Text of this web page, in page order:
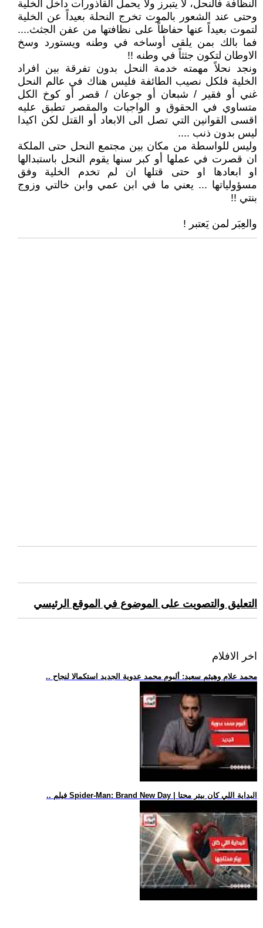
النظافة فالنحل، لا يتبرز ولا يحمل القاذورات داخل الخلية
وحتى عند الشعور بالموت تخرج النحلة بعيداً عن الخلية
لتموت بعيداً عنها حفاظاً على نظافتها من عفن الجثث....
فما بالك بمن يلقى أوساخه في وطنه ويستورد وسخ
الاوطان لتكون جثثاً في وطنه !!
ونجد نحلاً مهمته خدمة النحل بدون تفرقة بين افراد
الخلية فلكل نصيب الطائفة فليس هناك في عالم النحل
غني أو فقير / شبعان أو جوعان / قصر أو كوخ الكل
متساوي في الحقوق و الواجبات والمقصر تطبق عليه
اقسى القوانين التي تصل الى الابعاد أو القتل لكن اكيدا
ليس بدون ذنب ....
وليس للواسطة من مكان بين مجتمع النحل حتى الملكة
ان قصرت في عملها أو كبر سنها يقوم النحل باستبدالها
او ابعادها او حتى قتلها ان لم تخدم الخلية وفق
مسؤولياتها ... يعني ما في ابن عمي وابن خالتي وزوج
بنتي !!
والعِبَر لمن يَعتبر !
التعليق والتصويت على الموضوع في الموقع الرئيسي
اخر الافلام
.. محمد علام وهيثم سعيد: ألبوم محمد عدوية الجديد استكمالا لنجاح
.. فيلم Spider-Man: Brand New Day | البداية اللي كان بيتر محتا